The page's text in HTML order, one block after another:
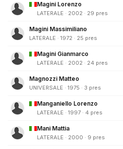
Magini Lorenzo
LATERALE · 2002 · 29 pres
Magini Massimiliano
LATERALE · 1972 · 25 pres
Magini Gianmarco
LATERALE · 2002 · 24 pres
Magnozzi Matteo
UNIVERSALE · 1975 · 3 pres
Manganiello Lorenzo
LATERALE · 1997 · 4 pres
Mani Mattia
LATERALE · 2000 · 9 pres